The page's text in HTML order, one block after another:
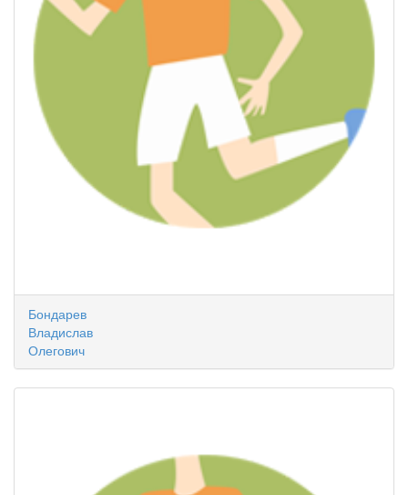
Бондарев
Владислав
Олегович